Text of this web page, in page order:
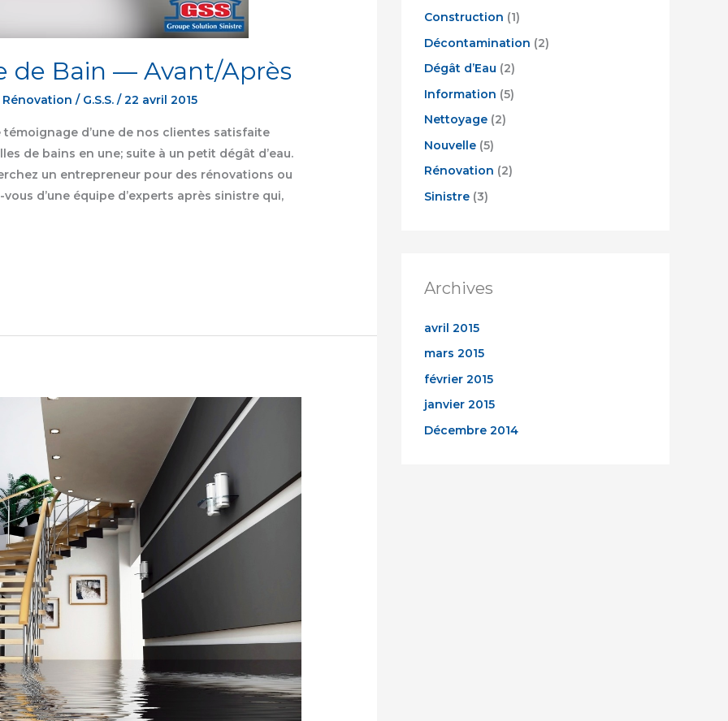
de Bain — Avant/Après
Rénovation / G.S.S./22 avril 2015
d’une de nos clientes satisfaite
de bains en une; suite à un petit dégât d’eau.
un entrepreneur pour des rénovations ou
d’une équipe d’experts après sinistre qui,
Construction (1)
Décontamination (2)
Dégât d’Eau (2)
Information (5)
Nettoyage (2)
Nouvelle (5)
Rénovation (2)
Sinistre (3)
Archives
avril 2015
mars 2015
février 2015
janvier 2015
Décembre 2014